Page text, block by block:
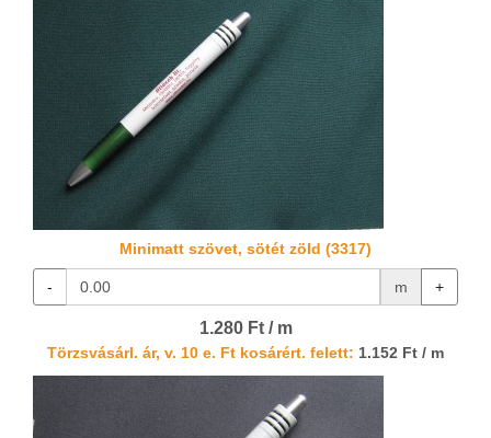
Minimatt szövet, sötét zöld (3317)
- m +
1.280 Ft / m
Törzsvásárl. ár, v. 10 e. Ft kosárért. felett: 1.152 Ft / m